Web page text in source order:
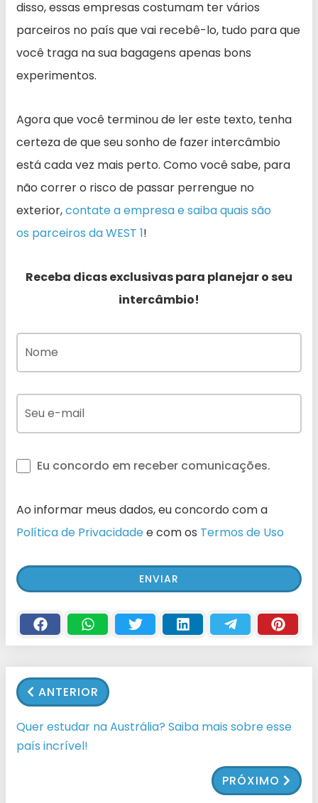
disso, essas empresas costumam ter vários
parceiros no país que vai recebê-lo, tudo para que
você traga na sua bagagens apenas bons
experimentos.
Agora que você terminou de ler este texto, tenha
certeza de que seu sonho de fazer intercâmbio
está cada vez mais perto. Como você sabe, para
não correr o risco de passar perrengue no
exterior,contate a empresa e saiba quais são
os parceiros da WEST 1!
Receba dicas exclusivas para planejar o seu
intercâmbio!
Eu concordo em receber comunicações.
Ao informar meus dados, eu concordo com a
Política de Privacidadee com os Termos de Uso
ANTERIOR
Quer estudar na Austrália? Saiba mais sobre esse
país incrível!
PRÓXIMO